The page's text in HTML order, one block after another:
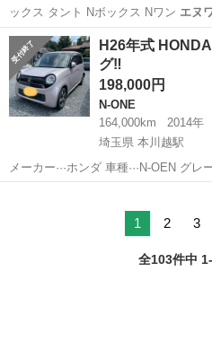
ックス タント Nボックス Nワン エヌ
北海道 札幌市 N-BOX
H26年式
グ‼️
198,000円
N-ONE
164,000km
2014年
埼玉県 本川越駅
メーカー···ホンダ 車種···N-OEN グレード…G Lパッケージ 年式 平成
26年式(2014年式) 走行距離 16.4万km(若干変動あり) カラー ピンク 車
1 2 3
全103件中